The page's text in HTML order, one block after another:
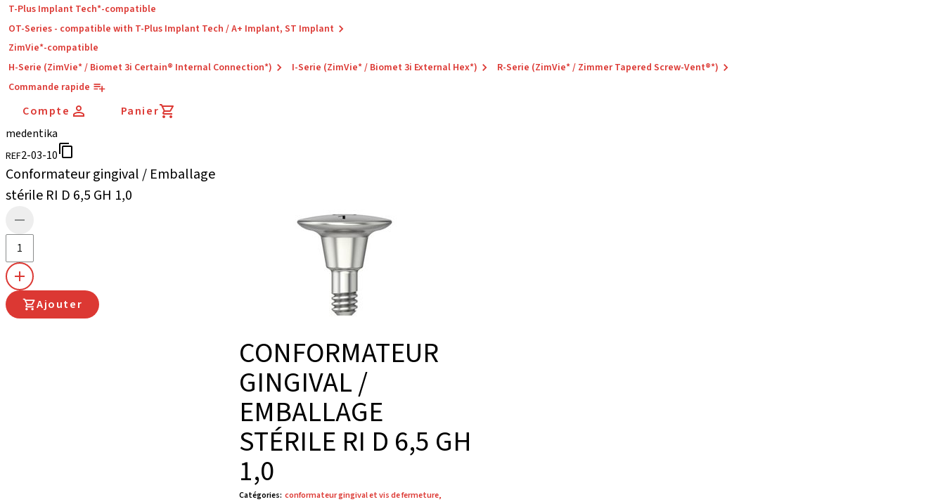
T-Plus Implant Tech*-compatible
OT-Series - compatible with T-Plus Implant Tech / A+ Implant, ST Implant
ZimVie*-compatible
H-Serie (ZimVie* / Biomet 3i Certain® Internal Connection*)
I-Serie (ZimVie* / Biomet 3i External Hex*)
R-Serie (ZimVie* / Zimmer Tapered Screw-Vent®*)
Commande rapide
Compte
Panier
medentika
REF2-03-10
Conformateur gingival / Emballage
stérile RI D 6,5 GH 1,0
Ajouter
CONFORMATEUR
GINGIVAL /
EMBALLAGE
STÉRILE RI D 6,5 GH
1,0
Catégories: conformateur gingival et vis de fermeture,